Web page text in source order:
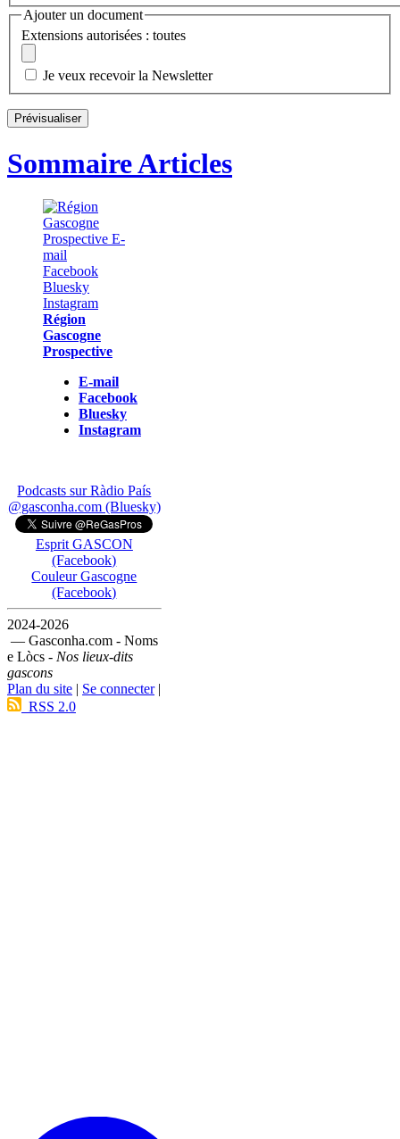
Ajouter un document
Extensions autorisées : toutes
Je veux recevoir la Newsletter
Sommaire Articles
Région
Gascogne
Prospective
E-mail
Facebook
Bluesky
Instagram
Podcasts sur Ràdio País
@gasconha.com (Bluesky)
Esprit GASCON
(Facebook)
Couleur Gascogne
(Facebook)
2024-2026
— Gasconha.com - Noms
e Lòcs - Nos lieux-dits
gascons
Plan du site | Se connecter|
RSS 2.0